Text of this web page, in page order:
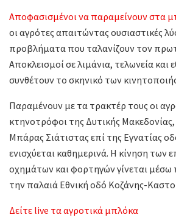
Αποφασισμένοι να παραμείνουν στα
οι αγρότες απαιτώντας ουσιαστικές
προβλήματα που ταλανίζουν τον
Αποκλεισμοί σε λιμάνια, τελωνεία και
συνθέτουν το σκηνικό των
Παραμένουν με τα τρακτέρ τους οι
κτηνοτρόφοι της Δυτικής
Μπάρας Σιάτιστας επί της Εγνατίας
ενισχύεται καθημερινά. Η κίνηση των
οχημάτων και φορτηγών γίνεται
την παλαιά Εθνική οδό Κοζάνης-
Δείτε live τα αγροτικά μπλόκα